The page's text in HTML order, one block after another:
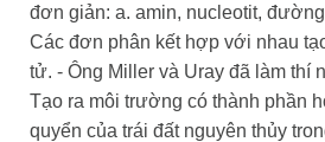
đơn giản: a. amin, nucleotit,
Các đơn phân kết hợp với nhau
tử. - Ông Miller và Uray đã làm thí
Tạo ra môi trường có thành phần
quyển của trái đất nguyên thủy